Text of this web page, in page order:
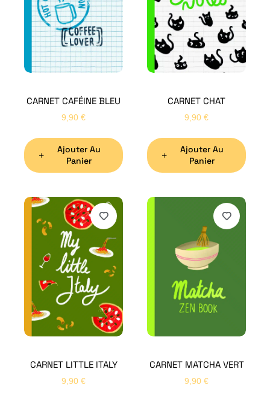
CARNET CAFÉINE BLEU
9,90 €
Ajouter Au
Panier
CARNET CHAT
9,90 €
Ajouter Au
Panier
CARNET LITTLE ITALY
9,90 €
CARNET MATCHA VERT
9,90 €